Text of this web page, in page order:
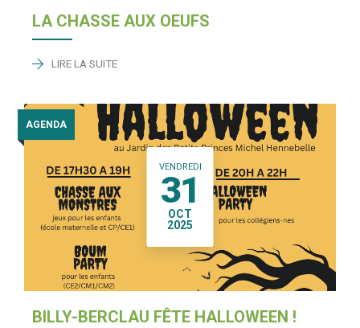
LA CHASSE AUX OEUFS
LIRE LA SUITE
VENDREDI
31
OCT
2025
AGENDA
BILLY-BERCLAU FÊTE HALLOWEEN !